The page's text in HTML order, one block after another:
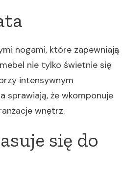
nogami, które zapewniają
nie tylko świetnie się
intensywnym
sprawiają, że wkomponuje
wnętrz.
się do